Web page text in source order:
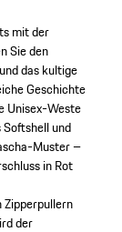
mit der
Sie den
das kultige
Geschichte
Unisex-Weste
und
Muster –
in Rot
der